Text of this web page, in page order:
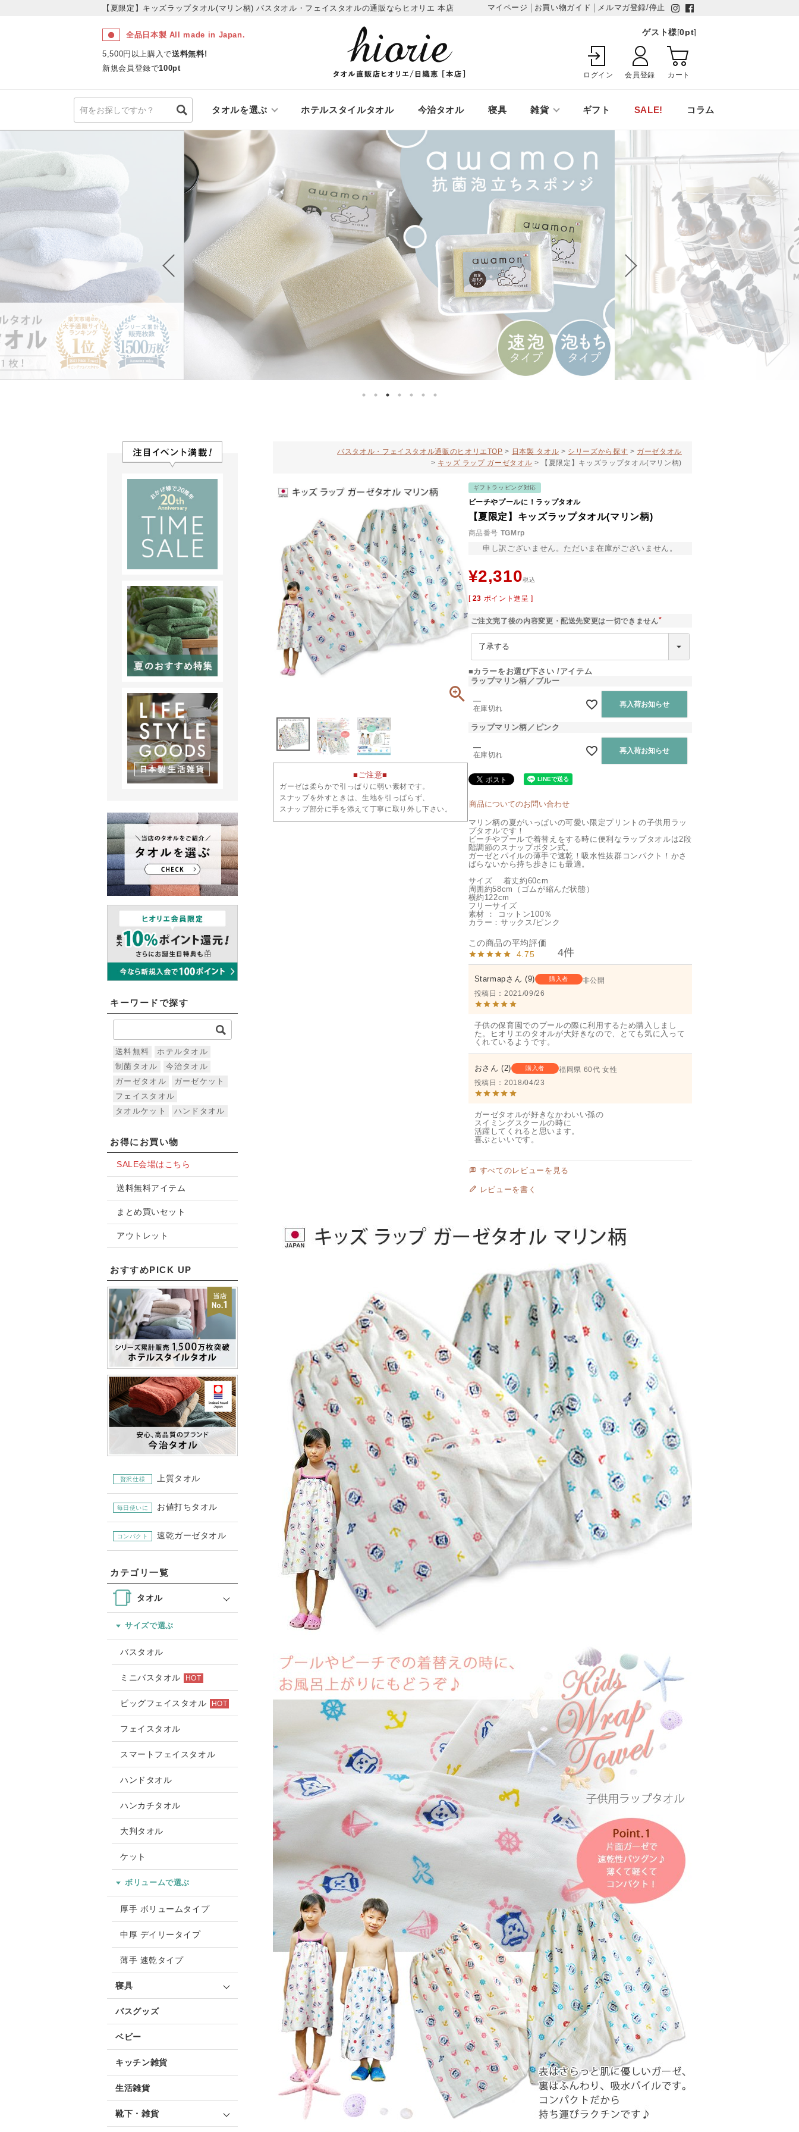
【夏限定】キッズラップタオル(マリン柄)バスタオル・フェイスタオルの通販ならヒオリエ 本店 マイページ お買い物ガイド メルマガ登録/停止
全品日本製 All made in Japan.
5,500円以上購入で送料無料!
新規会員登録で100pt
ゲスト様[0pt]
ログイン 会員登録 カート
タオルを選ぶ ホテルスタイルタオル 今治タオル 寝具 雑貨 ギフト SALE! コラム
キーワードで探す
送料無料
ホテルタオル
制菌タオル
今治タオル
ガーゼタオル
ガーゼケット
フェイスタオル
タオルケット
ハンドタオル
お得にお買い物
SALE会場はこちら
送料無料アイテム
まとめ買いセット
アウトレット
おすすめPICK UP
贅沢仕様 上質タオル
毎日使いに お値打ちタオル
コンパクト 速乾ガーゼタオル
カテゴリ一覧
タオル
サイズで選ぶ
バスタオル
ミニバスタオル HOT
ビッグフェイスタオル HOT
フェイスタオル
スマートフェイスタオル
ハンドタオル
ハンカチタオル
大判タオル
ケット
ボリュームで選ぶ
厚手 ボリュームタイプ
中厚 デイリータイプ
薄手 速乾タイプ
寝具
バスグッズ
ベビー
キッチン雑貨
生活雑貨
靴下・雑貨
バスタオル・フェイスタオル通販のヒオリエTOP 日本製 タオル シリーズから探す
ガーゼタオル
キッズ ラップ ガーゼタオル
【夏限定】キッズラップタオル(マリン柄)
■ご注意■
ガーゼは柔らかで引っぱりに弱い素材です。
スナップを外すときは、生地を引っぱらず、
スナップ部分に手を添えて丁寧に取り外し下さい。
ギフトラッピング対応
ビーチやプールに！ラップタオル
【夏限定】キッズラップタオル(マリン柄)
商品番号 TGMrp
申し訳ございません。ただいま在庫がございません。
¥2,310税込
[ 23 ポイント進呈 ]
ご注文完了後の内容変更・配送先変更は一切できません
必
■カラーをお選び下さい
アイテム
ラップマリン柄／ブルー
―
在庫切れ 再入荷お知らせ
ラップマリン柄／ピンク
―
在庫切れ 再入荷お知らせ
商品についてのお問い合わせ
マリン柄の夏がいっぱいの可愛い限定プリントの子供用ラッ
プタオルです！
ビーチやプールで着替えをする時に便利なラップタオルは2段
階調節のスナップボタン式。
ガーゼとパイルの薄手で速乾！吸水性抜群コンパクト！かさ
ばらないから持ち歩きにも最適。
サイズ 着丈約60cm
周囲約58cm（ゴムが縮んだ状態）
横約122cm
フリーサイズ
素材 ： コットン100％
カラー：サックス/ピンク
4.75 4
Starmap 9 購入者
非公開
投稿日
2021/09/26
子供の保育園でのプールの際に利用するため購入しまし
た。ヒオリエのタオルが大好きなので、とても気に入って
くれているようです。
お 2 購入者 福岡県 60代 女性
投稿日
2018/04/23
ガーゼタオルが好きなかわいい孫の
スイミングスクールの時に
活躍してくれると思います。
喜ぶといいです。
すべてのレビューを見る
レビューを書く